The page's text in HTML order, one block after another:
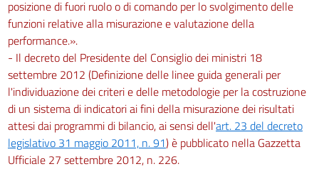
posizione di fuori ruolo o di comando per lo svolgimento delle
funzioni relative alla misurazione e valutazione della
performance.».
- Il decreto del Presidente del Consiglio dei ministri 18
settembre 2012 (Definizione delle linee guida generali per
l'individuazione dei criteri e delle metodologie per la costruzione
di un sistema di indicatori ai fini della misurazione dei risultati
attesi dai programmi di bilancio, ai sensi dell'art. 23 del decreto
legislativo 31 maggio 2011, n. 91) è pubblicato nella Gazzetta
Ufficiale 27 settembre 2012, n. 226.